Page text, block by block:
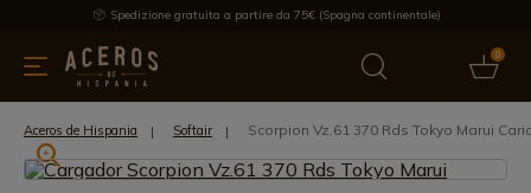
Spedizione gratuita a partire da 75€ (Spagna continentale)
0
cucina Offre Ultime notizie Venduti Marche
Aceros de Hispania Softair Scorpion Vz.61 370 Rds Tokyo Marui